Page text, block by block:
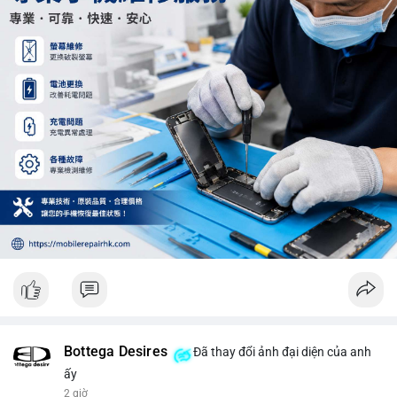
hoảng loạn. Theo dõi sát dòng tiền đổ vào sàn giao dịch tập
trung trong 24 giờ tới.
#12dot29btc #vilanh #tichluydaihan #phienau #btcmempool
Bottega Desires
Đã thay đổi ảnh đại diện của anh
ấy
2 giờ